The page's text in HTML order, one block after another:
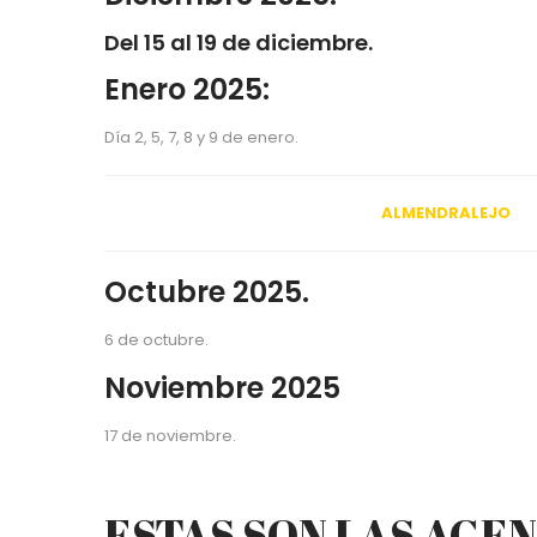
Del 15 al 19 de diciembre.
Enero 2025:
Día 2, 5, 7, 8 y 9 de enero.
ALMENDRALEJO
Octubre 2025.
6 de octubre.
Noviembre 2025
17 de noviembre.